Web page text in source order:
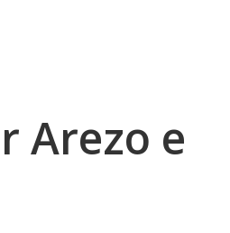
Arezo e